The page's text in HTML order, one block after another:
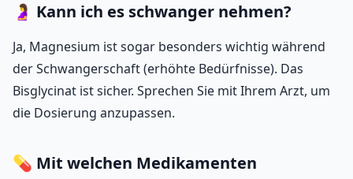
🤰 Kann ich es schwanger nehmen?
Ja, Magnesium ist sogar besonders wichtig während
der Schwangerschaft (erhöhte Bedürfnisse). Das
Bisglycinat ist sicher. Sprechen Sie mit Ihrem Arzt, um
die Dosierung anzupassen.
💊 Mit welchen Medikamenten